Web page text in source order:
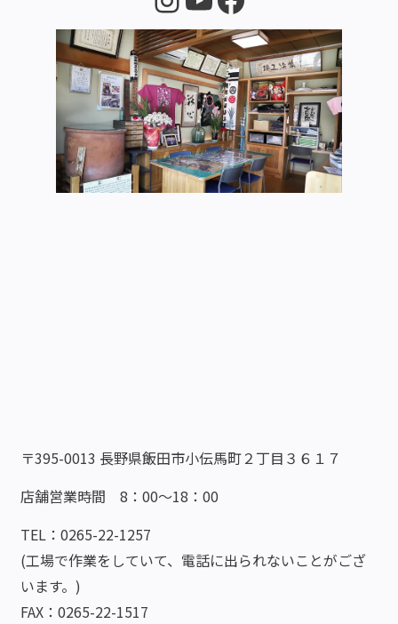
〒395-0013 長野県飯田市小伝馬町２丁目３６１７
店舗営業時間 8：00～18：00
TEL：0265-22-1257
(工場で作業をしていて、電話に出られないことがござ
います。)
FAX：0265-22-1517